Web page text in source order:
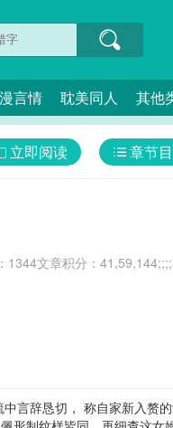
言情 耽美同人 其他
章节
立即阅读
文章积分：
言辞恳切， 称自家新入赘